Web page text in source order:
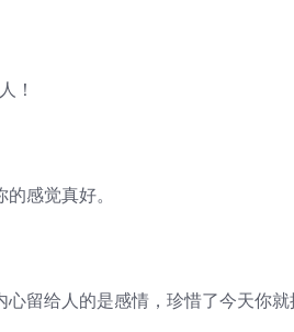
！
感觉真好。
留给人的是感情，珍惜了今天你就